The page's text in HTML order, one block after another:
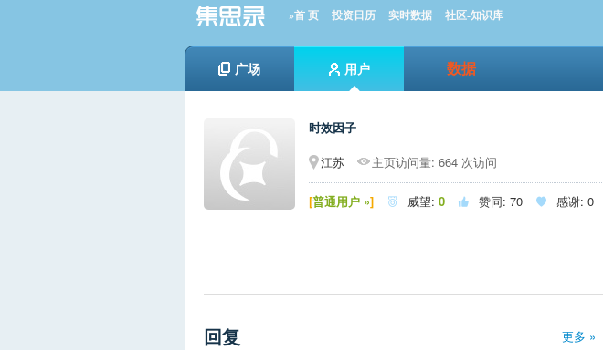
»首 页 投资日历 实时数据 社区-知识库
广场 用户 数据
时效因子
江苏
主页访问量: 664 次访问
[普通用户 »]  威望: 0  赞同: 70  感谢: 0
更多 »
回复